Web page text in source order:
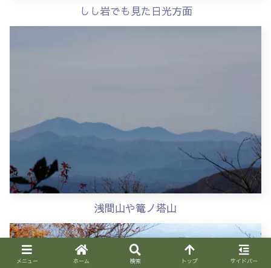
しし岩でも見た日光方面
浅間山や篭ノ塔山
メニュー ホーム 検索 トップ サイドバー